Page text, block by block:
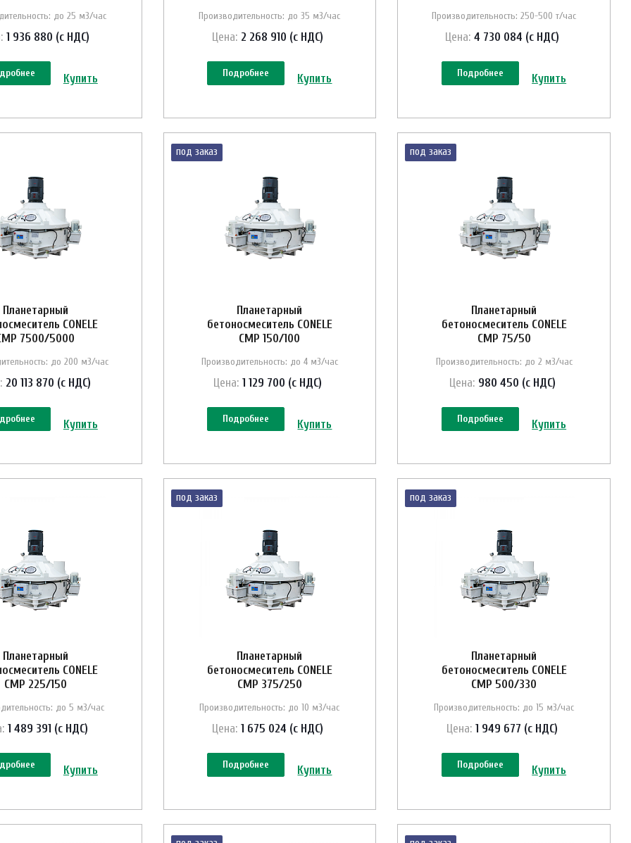
до 25 м3/час
1 936 880 (с НДС)
Купить
Производительность: до 35 м3/час
Цена: 2 268 910 (с НДС)
Подробнее Купить
Производительность: 250-500 т/час
Цена: 4 730 084 (с НДС)
Подробнее Купить
Планетарный
CONELE
7500/5000
до 200 м3/час
20 113 870 (с НДС)
Купить
под заказ
Планетарный
бетоносмеситель CONELE
CMP 150/100
Производительность: до 4 м3/час
Цена: 1 129 700 (с НДС)
Подробнее Купить
под заказ
Планетарный
бетоносмеситель CONELE
CMP 75/50
Производительность: до 2 м3/час
Цена: 980 450 (с НДС)
Подробнее Купить
Планетарный
CONELE
CMP 225/150
до 5 м3/час
1 489 391 (с НДС)
Купить
под заказ
Планетарный
бетоносмеситель CONELE
CMP 375/250
Производительность: до 10 м3/час
Цена: 1 675 024 (с НДС)
Подробнее Купить
под заказ
Планетарный
бетоносмеситель CONELE
CMP 500/330
Производительность: до 15 м3/час
Цена: 1 949 677 (с НДС)
Подробнее Купить